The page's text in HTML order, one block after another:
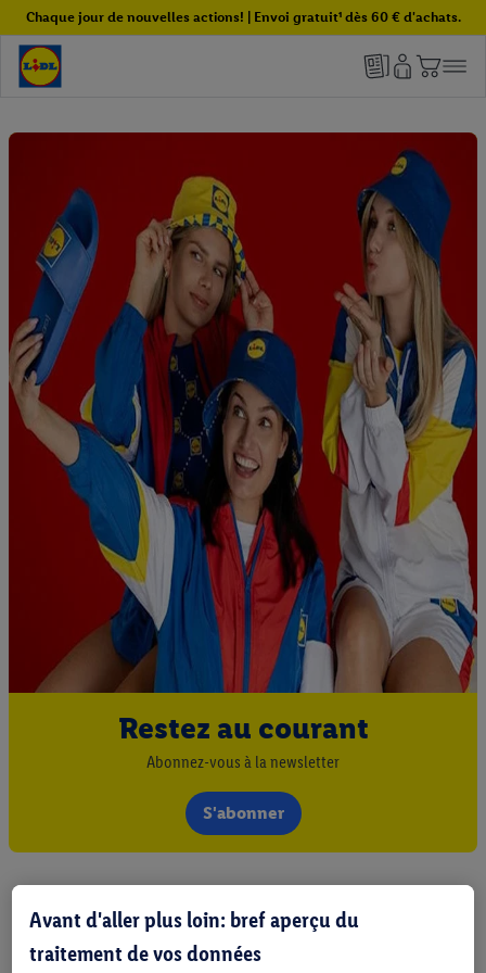
Chaque jour de nouvelles actions! | Envoi gratuit¹ dès 60 € d'achats.
Restez au courant
Abonnez-vous à la newsletter
S'abonner
Avant d'aller plus loin: bref aperçu du
traitement de vos données